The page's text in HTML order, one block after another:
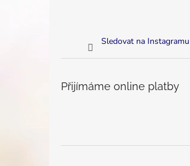
Sledovat na Instagramu
Přijímáme online platby